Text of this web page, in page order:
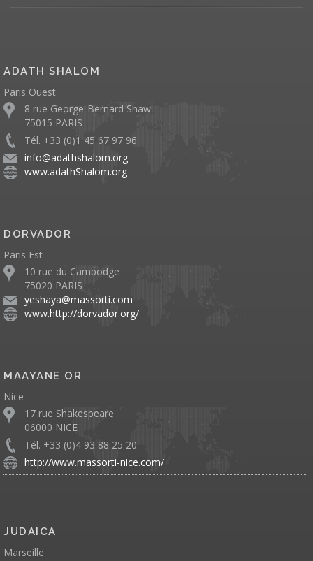
ADATH SHALOM
Paris Ouest
8 rue George-Bernard Shaw
75015 PARIS
Tél. +33 (0)1 45 67 97 96
info@adathshalom.org
www.adathShalom.org
DORVADOR
Paris Est
10 rue du Cambodge
75020 PARIS
yeshaya@massorti.com
www.http://dorvador.org/
MAAYANE OR
Nice
17 rue Shakespeare
06000 NICE
Tél. +33 (0)4 93 88 25 20
http://www.massorti-nice.com/
JUDAICA
Marseille